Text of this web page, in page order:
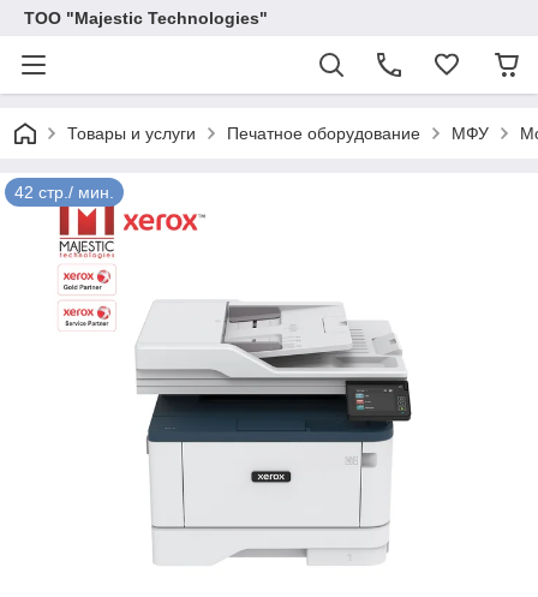
ТОО "Majestic Technologies"
Товары и услуги Печатное оборудование МФУ
42 стр./ мин.